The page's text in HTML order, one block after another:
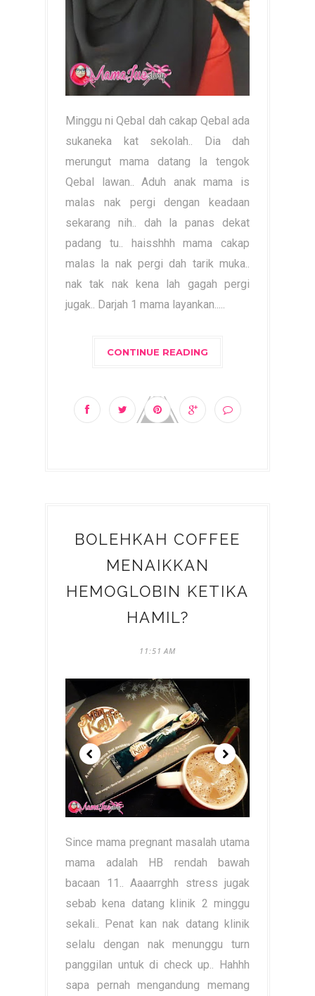
Minggu ni Qebal dah cakap Qebal ada
sukaneka kat sekolah.. Dia dah
merungut mama datang la tengok
Qebal lawan.. Aduh anak mama is
malas nak pergi dengan keadaan
sekarang nih.. dah la panas dekat
padang tu.. haisshhh mama cakap
malas la nak pergi dah tarik muka..
nak tak nak kena lah gagah pergi
jugak.. Darjah 1 mama layankan.....
CONTINUE READING
BOLEHKAH COFFEE
MENAIKKAN
HEMOGLOBIN KETIKA
HAMIL?
11:51 AM
Since mama pregnant masalah utama
mama adalah HB rendah bawah
bacaan 11.. Aaaarrghh stress jugak
sebab kena datang klinik 2 minggu
sekali.. Penat kan nak datang klinik
selalu dengan nak menunggu turn
panggilan untuk di check up.. Hahhh
sapa pernah mengandung memang